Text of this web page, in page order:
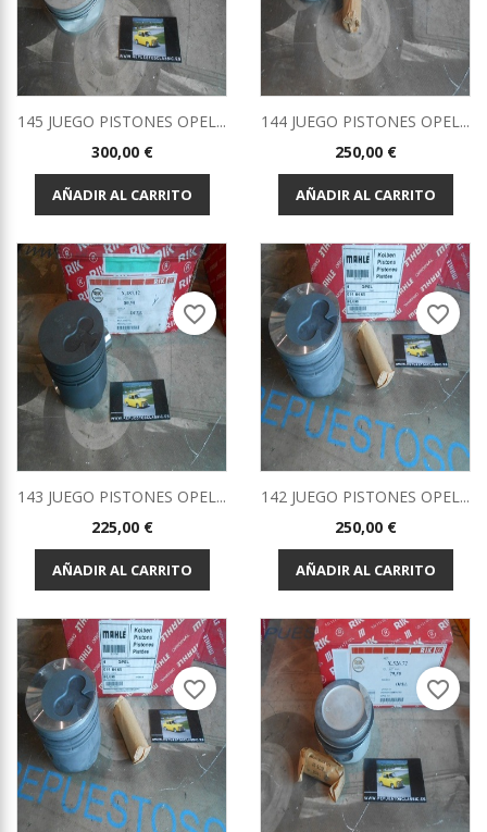
145 JUEGO PISTONES OPEL...
Precio
300,00 €
AÑADIR AL CARRITO
144 JUEGO PISTONES OPEL...
Precio
250,00 €
AÑADIR AL CARRITO
143 JUEGO PISTONES OPEL...
Precio
225,00 €
AÑADIR AL CARRITO
favorite_border
142 JUEGO PISTONES OPEL...
Precio
250,00 €
AÑADIR AL CARRITO
favorite_border
favorite_border favorite_border